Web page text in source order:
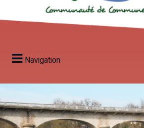
Navigation